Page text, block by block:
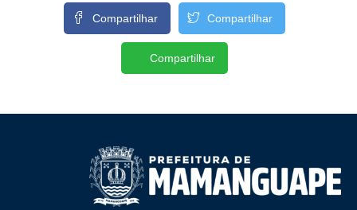
Compartilhar Compartilhar
Compartilhar